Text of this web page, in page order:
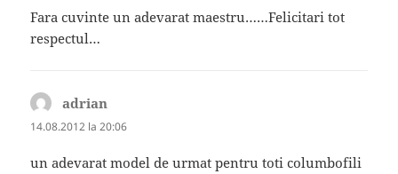
Fara cuvinte un adevarat maestru……Felicitari tot
respectul…
adrian
14.08.2012 la 20:06
un adevarat model de urmat pentru toti columbofili